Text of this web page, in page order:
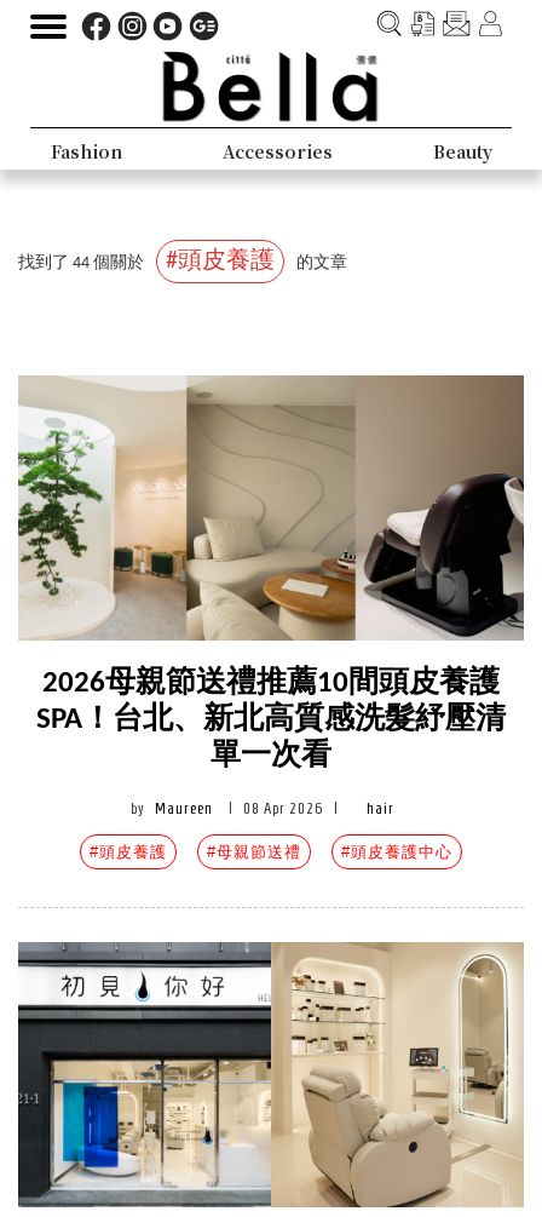
Fashion Accessories Beauty
找到了 44 個關於 #頭皮養護 的文章
2026母親節送禮推薦10間頭皮養護
SPA！台北、新北高質感洗髮紓壓清
單一次看
by Maureen 08 Apr 2026 hair
#頭皮養護 #母親節送禮 #頭皮養護中心